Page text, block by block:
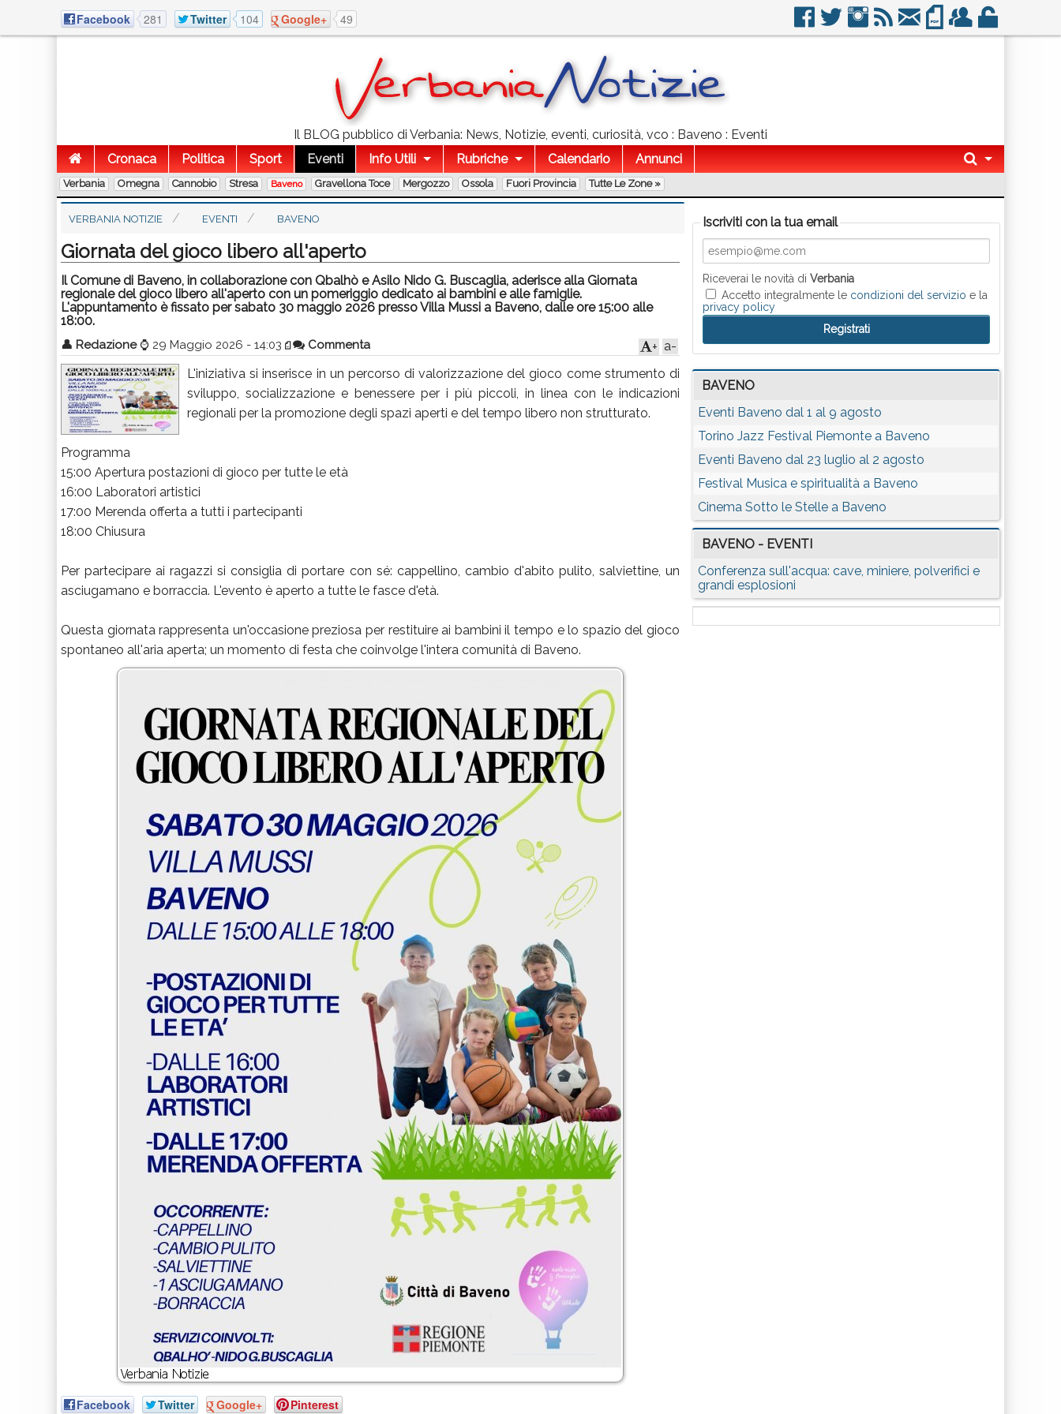
Facebook 281 Twitter 104 Google+ 49
Il BLOG pubblico di Verbania: News, Notizie, eventi, curiosità, vco : Baveno : Eventi
Cronaca
Politica Sport Eventi Info Utili Rubriche Calendario Annunci
Verbania Omegna Cannobio Stresa Baveno Gravellona Toce Mergozzo Ossola Fuori Provincia Tutte Le Zone »
VERBANIA NOTIZIE EVENTI BAVENO
Giornata del gioco libero all'aperto
Il Comune di Baveno, in collaborazione con Qbalhò e Asilo Nido G. Buscaglia, aderisce alla Giornata
regionale del gioco libero all'aperto con un pomeriggio dedicato ai bambini e alle famiglie.
L'appuntamento è fissato per sabato 30 maggio 2026 presso Villa Mussi a Baveno, dalle ore 15:00 alle
18:00.
👤 Redazione ⌚ 29 Maggio 2026 - 14:03 Commenta a-
+
L'iniziativa si inserisce in un percorso di valorizzazione del gioco come strumento di
sviluppo, socializzazione e benessere per i più piccoli, in linea con le indicazioni
regionali per la promozione degli spazi aperti e del tempo libero non strutturato.
Programma
15:00 Apertura postazioni di gioco per tutte le età
16:00 Laboratori artistici
17:00 Merenda offerta a tutti i partecipanti
18:00 Chiusura
Per partecipare ai ragazzi si consiglia di portare con sé: cappellino, cambio d'abito pulito, salviettine, un
asciugamano e borraccia. L'evento è aperto a tutte le fasce d'età.
Questa giornata rappresenta un'occasione preziosa per restituire ai bambini il tempo e lo spazio del gioco
spontaneo all'aria aperta; un momento di festa che coinvolge l'intera comunità di Baveno.
Facebook Twitter Google+ Pinterest
Iscriviti con la tua email
Riceverai le novità diVerbania
Accetto integralmente le condizioni del servizio e la
privacy policy
BAVENO
Eventi Baveno dal 1 al 9 agosto
Torino Jazz Festival Piemonte a Baveno
Eventi Baveno dal 23 luglio al 2 agosto
Festival Musica e spiritualità a Baveno
Cinema Sotto le Stelle a Baveno
BAVENO - EVENTI
Conferenza sull'acqua: cave, miniere, polverifici e
grandi esplosioni